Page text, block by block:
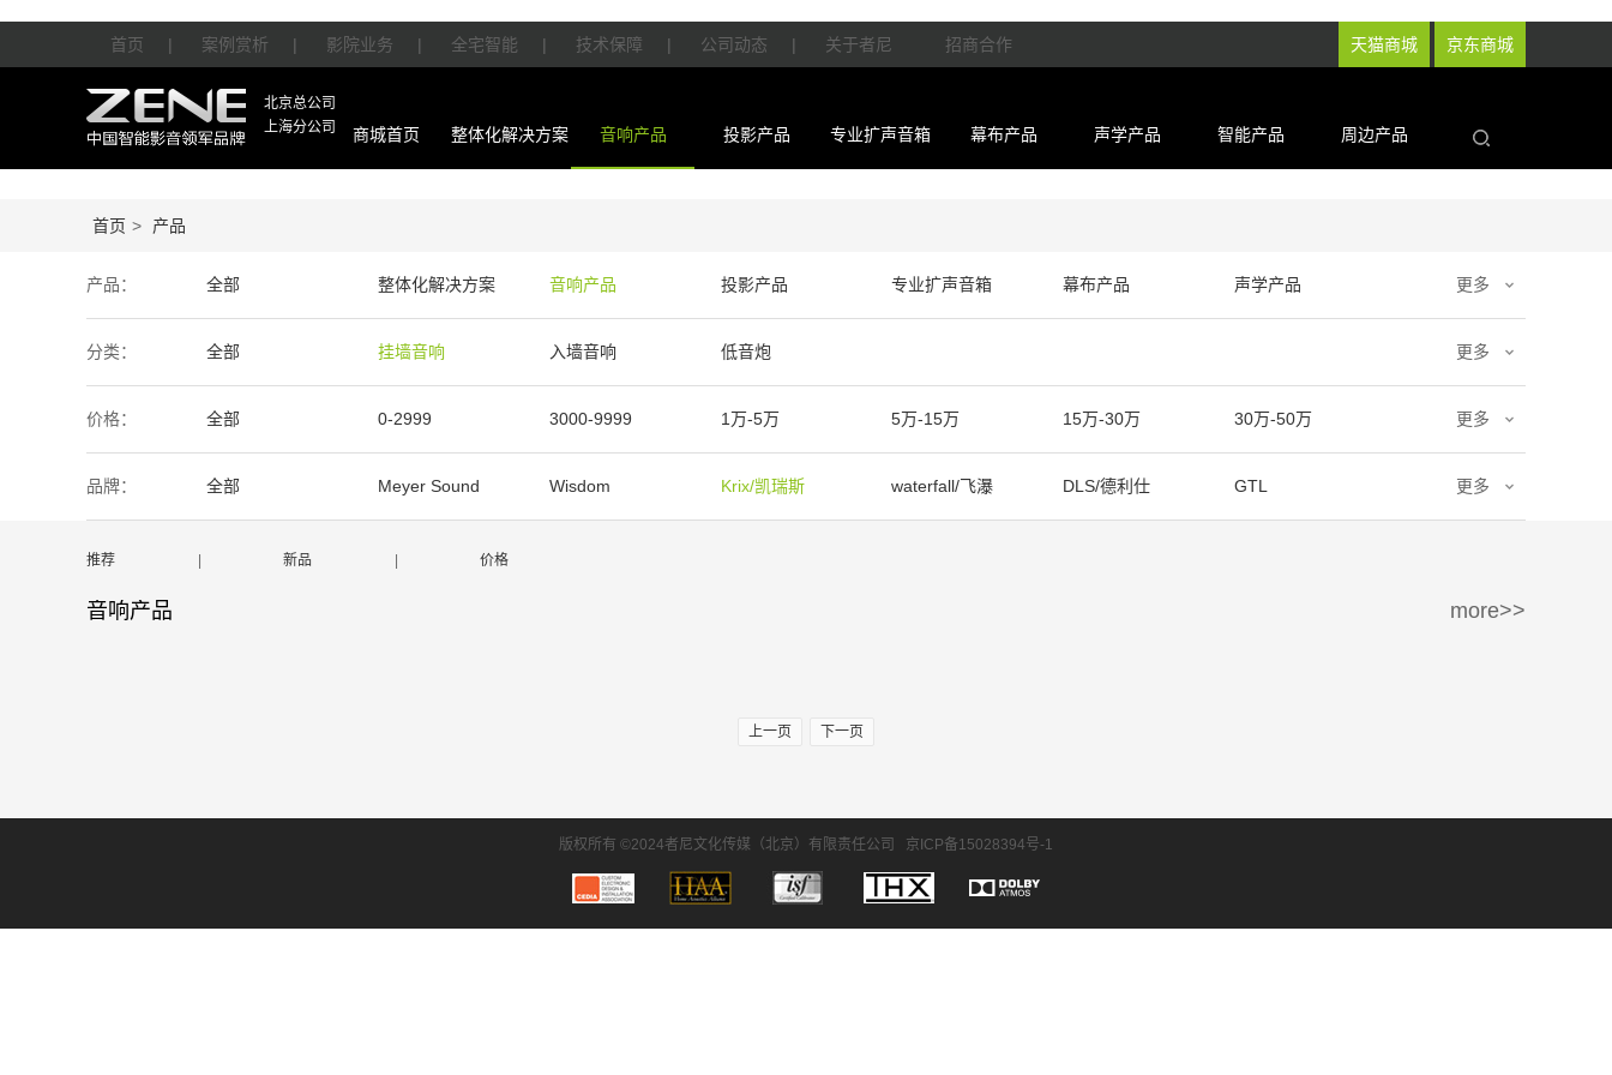
天猫商城 京东商城
首页 | 案例赏析 | 影院业务 | 全宅智能 | 技术保障 | 公司动态 | 关于者尼 招商合作
北京总公司
上海分公司
商城首页 整体化解决方案 音响产品 投影产品 专业扩声音箱 幕布产品 声学产品 智能产品 周边产品
首页 > 产品
产品： 全部 整体化解决方案 音响产品 投影产品 专业扩声音箱 幕布产品 声学产品
智能产品 周边产品
更多
分类： 全部 挂墙音响 入墙音响 低音炮 更多
价格： 全部 0-2999 3000-9999 1万-5万 5万-15万 15万-30万 30万-50万
50万-100万 100万以上
更多
品牌： 全部 Meyer Sound Wisdom Krix/凯瑞斯 waterfall/飞瀑 DLS/德利仕 GTL 更多
推荐 新品 价格
音响产品 more>>
上一页 下一页
版权所有 ©2024者尼文化传媒（北京）有限责任公司 京ICP备15028394号-1